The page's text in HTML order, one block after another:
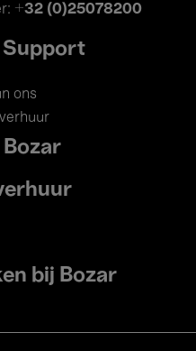
+32 (0)25078200
Support
ons
Bozar
bij Bozar